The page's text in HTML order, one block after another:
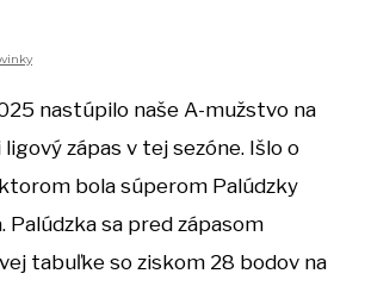
nastúpilo naše A-mužstvo na
zápas v tej sezóne. Išlo o
bola súperom Palúdzky
Palúdzka sa pred zápasom
tabuľke so ziskom 28 bodov na